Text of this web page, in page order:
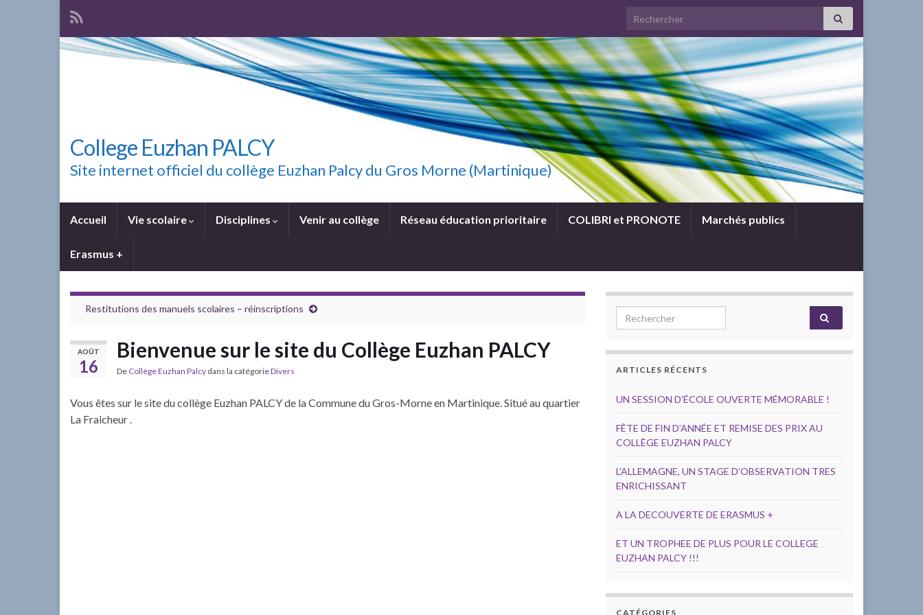
Search for:
College Euzhan PALCY
Site internet officiel du collège Euzhan Palcy du Gros Morne (Martinique)
Accueil Vie scolaire Disciplines Venir au collège Réseau éducation prioritaire COLIBRI et PRONOTE Marchés publics
Erasmus +
Restitutions des manuels scolaires – réinscriptions
AOÛT
16
Bienvenue sur le site du Collège Euzhan PALCY
De Collège Euzhan Palcy dans la catégorieDivers
Vous êtes sur le site du collège Euzhan PALCY de la Commune du Gros-Morne en Martinique. Situé au quartier
La Fraicheur .
Search for:
ARTICLES RÉCENTS
UN SESSION D’ÉCOLE OUVERTE MÉMORABLE !
FÊTE DE FIN D’ANNÉE ET REMISE DES PRIX AU
COLLÈGE EUZHAN PALCY
L’ALLEMAGNE, UN STAGE D’OBSERVATION TRES
ENRICHISSANT
A LA DECOUVERTE DE ERASMUS +
ET UN TROPHEE DE PLUS POUR LE COLLEGE
EUZHAN PALCY !!!
CATÉGORIES